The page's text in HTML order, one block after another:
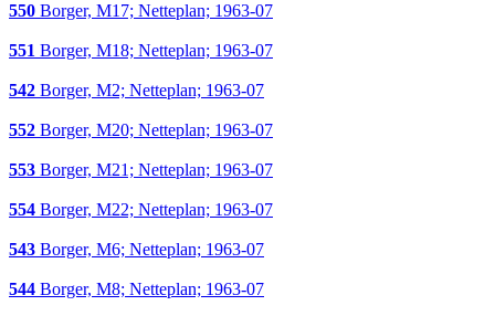
550 Borger, M17; Netteplan; 1963-07
551 Borger, M18; Netteplan; 1963-07
542 Borger, M2; Netteplan; 1963-07
552 Borger, M20; Netteplan; 1963-07
553 Borger, M21; Netteplan; 1963-07
554 Borger, M22; Netteplan; 1963-07
543 Borger, M6; Netteplan; 1963-07
544 Borger, M8; Netteplan; 1963-07